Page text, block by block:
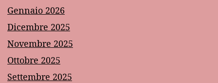
Gennaio 2026
Dicembre 2025
Novembre 2025
Ottobre 2025
Settembre 2025